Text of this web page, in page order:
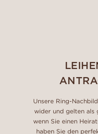
Unsere Ring-
wider und gelten als
wenn Sie einen
haben Sie den